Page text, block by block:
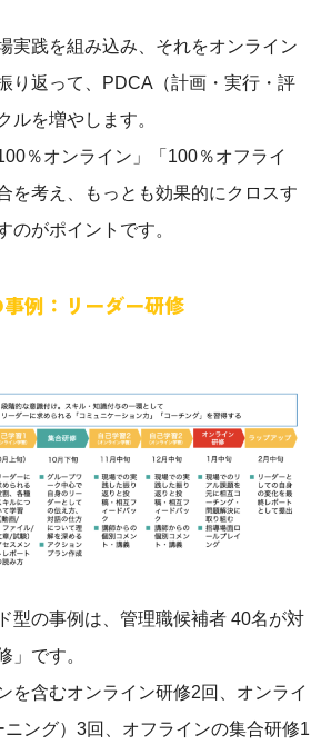
実践を組み込み、それをオンライン
り返って、PDCA（計画・実行・評
ルを増やします。
％オンライン」「100％オフライ
を考え、もっとも効果的にクロスす
のがポイントです。
例：リーダー研修
型の事例は、管理職候補者 40名が対
」です。
を含むオンライン研修2回、オンライ
ニング）3回、オフラインの集合研修1